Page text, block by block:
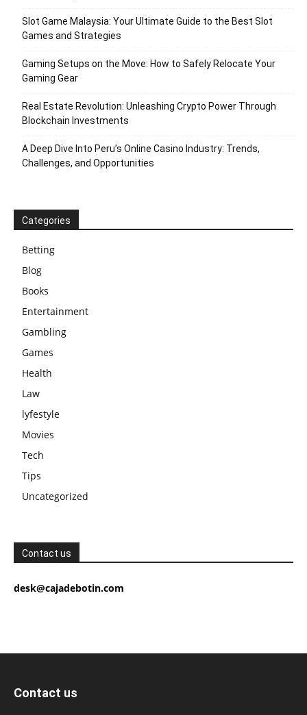
Slot Game Malaysia: Your Ultimate Guide to the Best Slot
Games and Strategies
Gaming Setups on the Move: How to Safely Relocate Your
Gaming Gear
Real Estate Revolution: Unleashing Crypto Power Through
Blockchain Investments
A Deep Dive Into Peru’s Online Casino Industry: Trends,
Challenges, and Opportunities
Categories
Betting
Blog
Books
Entertainment
Gambling
Games
Health
Law
lyfestyle
Movies
Tech
Tips
Uncategorized
Contact us
desk@cajadebotin.com
Contact us